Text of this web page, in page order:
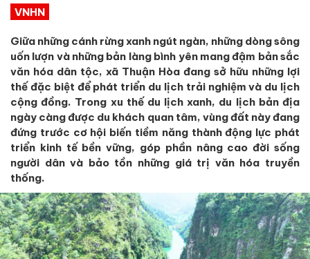
VNHN
Giữa những cánh rừng xanh ngút ngàn, những dòng sông
uốn lượn và những bản làng bình yên mang đậm bản sắc
văn hóa dân tộc, xã Thuận Hòa đang sở hữu những lợi
thế đặc biệt để phát triển du lịch trải nghiệm và du lịch
cộng đồng. Trong xu thế du lịch xanh, du lịch bản địa
ngày càng được du khách quan tâm, vùng đất này đang
đứng trước cơ hội biến tiềm năng thành động lực phát
triển kinh tế bền vững, góp phần nâng cao đời sống
người dân và bảo tồn những giá trị văn hóa truyền
thống.